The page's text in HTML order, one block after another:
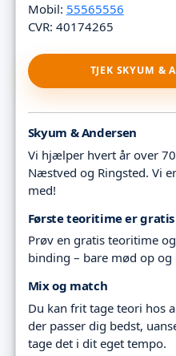
Mobil: 55565556
CVR: 40174265
TJEK SKYUM &
Skyum & Andersen
Vi hjælper hvert år over
Næstved og Ringsted. Vi
med!
Første teoritime er gratis
Prøv en gratis teoritime
binding – bare mød op
Mix og match
Du kan frit tage teori hos
der passer dig bedst,
tage det i dit eget tempo.